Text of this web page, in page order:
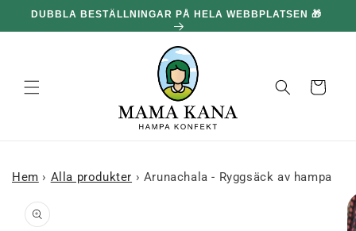
och gå
DUBBLA BESTÄLLNINGAR PÅ HELA WEBBPLATSEN 🎁
Korg
Hem › Alla produkter › Arunachala - Ryggsäck av hampa